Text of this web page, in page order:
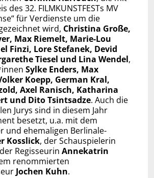
des 32. FILMKUNSTFESTs MV
für Verdienste um die
wird, Christina Große,
Max Riemelt, Marie-Lou
Finzi, Lore Stefanek, Devid
Tiesel und Lina Wendel,
Sylke Enders, Max
Koepp, German Kral,
Axel Ranisch, Katharina
und Dito Tsintsadze. Auch die
Jurys sind in diesem Jahr
besetzt, u.a. mit dem
und ehemaligen Berlinale-
Kosslick, der Schauspielerin
Regisseurin Annekatrin
renommierten
Jochen Kuhn.